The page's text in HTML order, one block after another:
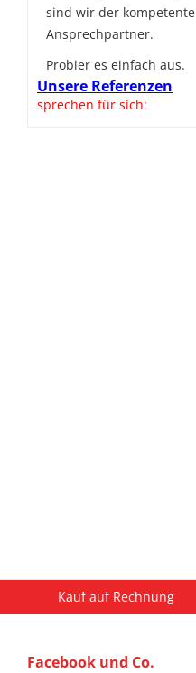
sind wir der kompetente
Ansprechpartner.
Probier es einfach aus.
Unsere Referenzen
sprechen für sich:
Kauf auf Rechnung
Facebook und Co.